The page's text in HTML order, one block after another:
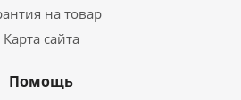
на товар
Карта сайта
Помощь